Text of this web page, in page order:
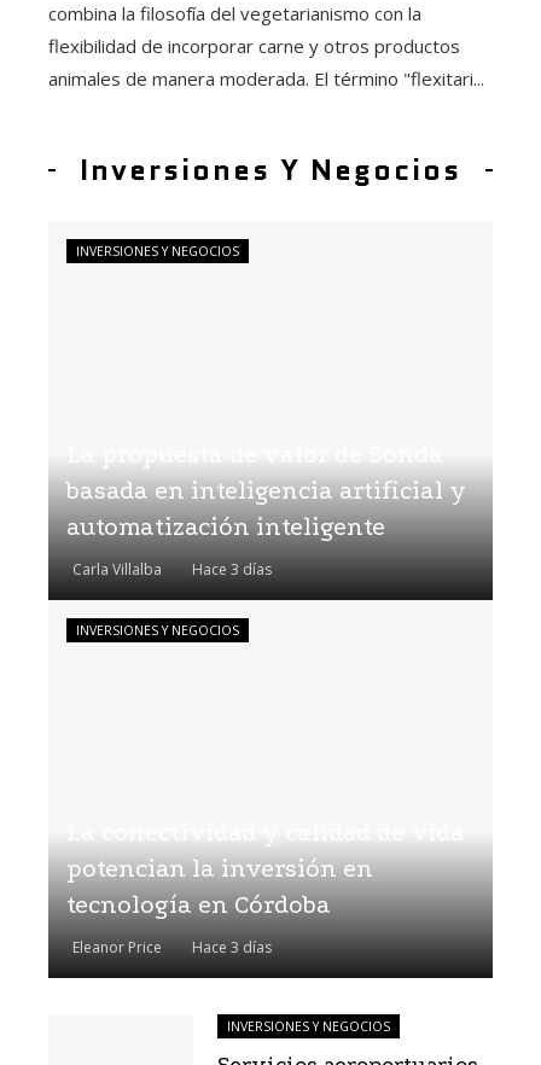
combina la filosofía del vegetarianismo con la
flexibilidad de incorporar carne y otros productos
animales de manera moderada. El término "flexitari...
Inversiones Y Negocios
basada en inteligencia artificial y
automatización inteligente
Carla Villalba Hace 3 días
INVERSIONES Y NEGOCIOS
potencian la inversión en
tecnología en Córdoba
Eleanor Price Hace 3 días
INVERSIONES Y NEGOCIOS
INVERSIONES Y NEGOCIOS